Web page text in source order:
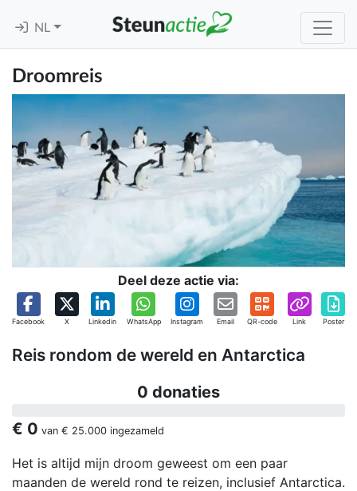
NL
Droomreis
Deel deze actie via:
Facebook X Linkedin WhatsApp Instagram Email QR-code Link Poster
Reis rondom de wereld en Antarctica
0 donaties
€ 0 van € 25.000 ingezameld
Het is altijd mijn droom geweest om een paar
maanden de wereld rond te reizen, inclusief Antarctica.